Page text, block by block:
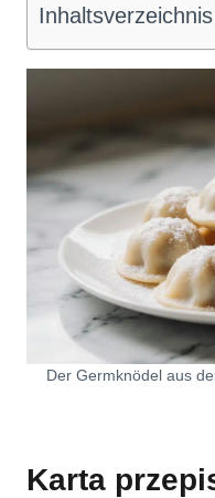
Inhaltsverzeichnis
Der Germknödel aus
Karta